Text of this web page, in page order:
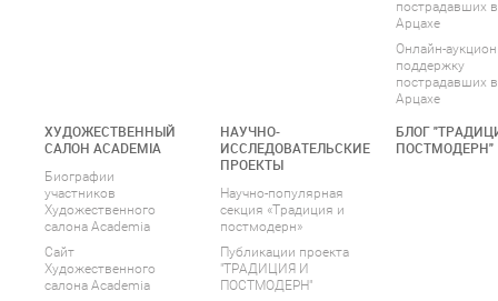
пострадавших в
Арцахе
Онлайн-
поддержку
пострадавших в
Арцахе
ХУДОЖЕСТВЕННЫЙ
САЛОН ACADEMIA
Биографии
участников
Художественного
салона Academia
Сайт
Художественного
салона Academia
НАУЧНО-
ИССЛЕДОВАТЕЛЬСКИЕ
ПРОЕКТЫ
Научно-популярная
секция «Традиция и
постмодерн»
Публикации проекта
"ТРАДИЦИЯ И
ПОСТМОДЕРН"
БЛОГ
ПОСТМОДЕРН"